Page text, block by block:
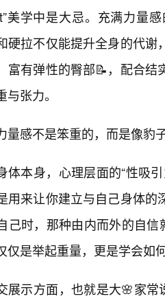
美学中是大忌。充满力量
硬拉不仅能提升全身的代
富有弹性的臀部📝，配合
张力。
量感不是笨重的，而是像豹
体本身，心理层面的“性吸
用来让你建立与自己身体
己时，那种由内而外的自
仅是举起重量，更是学会如
展示方面，也就是大🌸家常